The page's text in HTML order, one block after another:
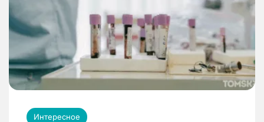
Интересное